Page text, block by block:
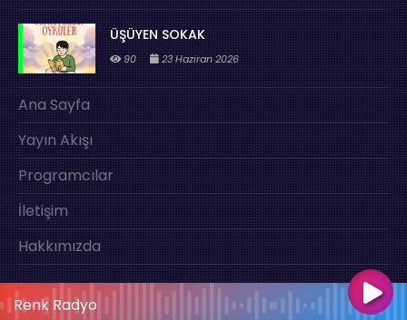
Renk Radyo
ÜŞÜYEN SOKAK
90 23 Haziran 2026
Ana Sayfa
Yayın Akışı
Programcılar
İletişim
Hakkımızda